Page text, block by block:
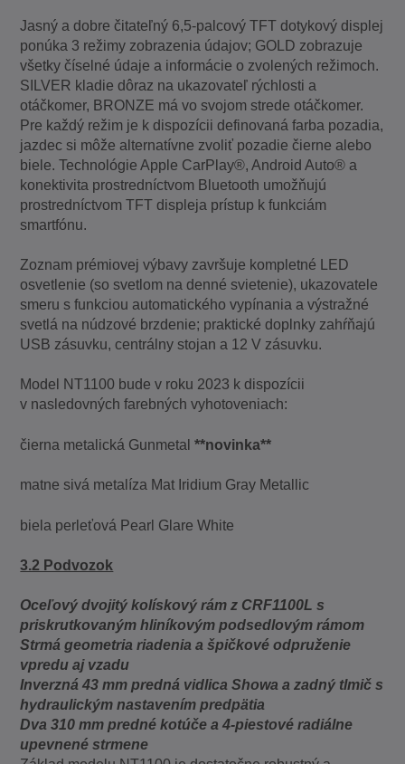
Jasný a dobre čitateľný 6,5-palcový TFT dotykový displej
ponúka 3 režimy zobrazenia údajov; GOLD zobrazuje
všetky číselné údaje a informácie o zvolených režimoch.
SILVER kladie dôraz na ukazovateľ rýchlosti a
otáčkomer, BRONZE má vo svojom strede otáčkomer.
Pre každý režim je k dispozícii definovaná farba pozadia,
jazdec si môže alternatívne zvoliť pozadie čierne alebo
biele. Technológie Apple CarPlay®, Android Auto® a
konektivita prostredníctvom Bluetooth umožňujú
prostredníctvom TFT displeja prístup k funkciám
smartfónu.
Zoznam prémiovej výbavy završuje kompletné LED
osvetlenie (so svetlom na denné svietenie), ukazovatele
smeru s funkciou automatického vypínania a výstražné
svetlá na núdzové brzdenie; praktické doplnky zahŕňajú
USB zásuvku, centrálny stojan a 12 V zásuvku.
Model NT1100 bude v roku 2023 k dispozícii
v nasledovných farebných vyhotoveniach:
čierna metalická Gunmetal**novinka**
matne sivá metalíza Mat Iridium Gray Metallic
biela perleťová Pearl Glare White
3.2 Podvozok
Oceľový dvojitý kolískový rám z CRF1100L s
priskrutkovaným hliníkovým podsedlovým rámom
Strmá geometria riadenia a špičkové odpruženie
vpredu aj vzadu
Inverzná 43 mm predná vidlica Showa a zadný tlmič s
hydraulickým nastavením predpätia
Dva 310 mm predné kotúče a 4-piestové radiálne
upevnené strmene